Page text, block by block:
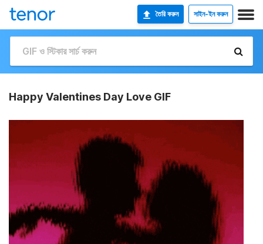
তৈরি করুন সাইন-ইন করুন
Happy Valentines Day Love GIF